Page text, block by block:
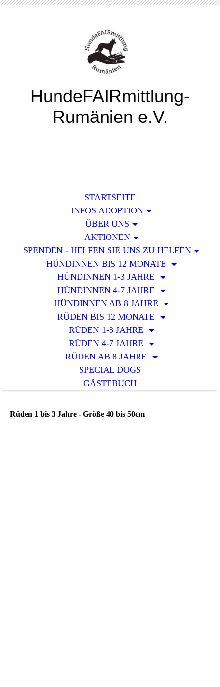
HundeFAIRmittlung-
Rumänien e.V.
STARTSEITE
INFOS ADOPTION
ÜBER UNS
AKTIONEN
SPENDEN - HELFEN SIE UNS ZU HELFEN
HÜNDINNEN BIS 12 MONATE
HÜNDINNEN 1-3 JAHRE
HÜNDINNEN 4-7 JAHRE
HÜNDINNEN AB 8 JAHRE
RÜDEN BIS 12 MONATE
RÜDEN 1-3 JAHRE
RÜDEN 4-7 JAHRE
RÜDEN AB 8 JAHRE
SPECIAL DOGS
GÄSTEBUCH
Rüden 1 bis 3 Jahre - Größe 40 bis 50cm